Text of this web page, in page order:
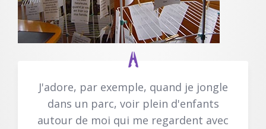
J'adore, par exemple, quand je jongle
dans un parc, voir plein d'enfants
autour de moi qui me regardent avec